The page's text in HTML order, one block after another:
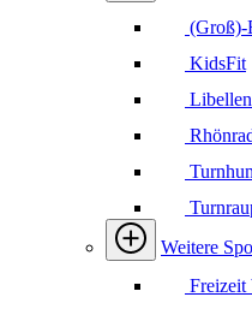
(Groß)-
KidsFit
Weitere
Freizeit